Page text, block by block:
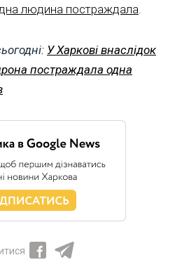
людина постраждала.
У Харкові внаслідок
постраждала одна